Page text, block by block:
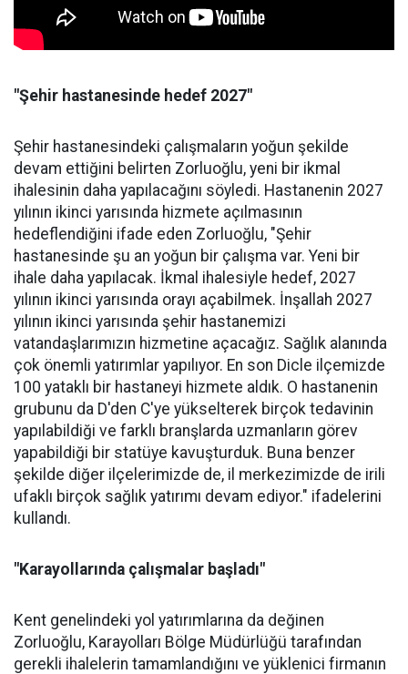
"Şehir hastanesinde hedef 2027"
Şehir hastanesindeki çalışmaların yoğun şekilde
devam ettiğini belirten Zorluoğlu, yeni bir ikmal
ihalesinin daha yapılacağını söyledi. Hastanenin 2027
yılının ikinci yarısında hizmete açılmasının
hedeflendiğini ifade eden Zorluoğlu, "Şehir
hastanesinde şu an yoğun bir çalışma var. Yeni bir
ihale daha yapılacak. İkmal ihalesiyle hedef, 2027
yılının ikinci yarısında orayı açabilmek. İnşallah 2027
yılının ikinci yarısında şehir hastanemizi
vatandaşlarımızın hizmetine açacağız. Sağlık alanında
çok önemli yatırımlar yapılıyor. En son Dicle ilçemizde
100 yataklı bir hastaneyi hizmete aldık. O hastanenin
grubunu da D'den C'ye yükselterek birçok tedavinin
yapılabildiği ve farklı branşlarda uzmanların görev
yapabildiği bir statüye kavuşturduk. Buna benzer
şekilde diğer ilçelerimizde de, il merkezimizde de irili
ufaklı birçok sağlık yatırımı devam ediyor." ifadelerini
kullandı.
"Karayollarında çalışmalar başladı"
Kent genelindeki yol yatırımlarına da değinen
Zorluoğlu, Karayolları Bölge Müdürlüğü tarafından
gerekli ihalelerin tamamlandığını ve yüklenici firmanın